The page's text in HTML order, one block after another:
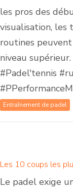
les pros des
visualisation, les
routines
niveau supérieur.
#Padel'tennis
Entraînement de padel
Les 10 coups les
Le padel exige